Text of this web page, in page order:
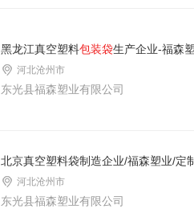
黑龙江真空塑料包装袋生产企业-福森
河北沧州市
东光县福森塑业有限公司
北京真空塑料袋制造企业/福森塑业/定
河北沧州市
东光县福森塑业有限公司